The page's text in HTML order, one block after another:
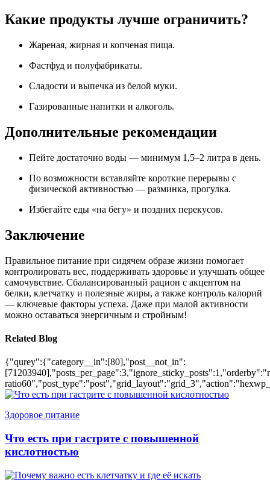
Какие продукты лучше ограничить?
Жареная, жирная и копченая пища.
Фастфуд и полуфабрикаты.
Сладости и выпечка из белой муки.
Газированные напитки и алкоголь.
Дополнительные рекомендации
Пейте достаточно воды — минимум 1,5–2 литра в день.
По возможности вставляйте короткие перерывы с
физической активностью — разминка, прогулка.
Избегайте еды «на бегу» и поздних перекусов.
Заключение
Правильное питание при сидячем образе жизни помогает
контролировать вес, поддерживать здоровье и улучшать общее
самочувствие. Сбалансированный рацион с акцентом на
белки, клетчатку и полезные жиры, а также контроль калорий
— ключевые факторы успеха. Даже при малой активности
можно оставаться энергичным и стройным!
Related Blog
{"qurey":{"category__in":[80],"post__not_in":
Здоровое питание
Что есть при гастрите с повышенной
кислотностью